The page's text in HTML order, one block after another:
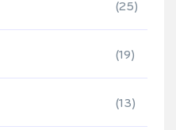
(25)
(19)
(13)